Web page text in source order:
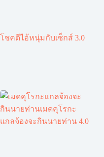
โชคดีไอ้หนุ่มกับเซ็กส์ 3.0